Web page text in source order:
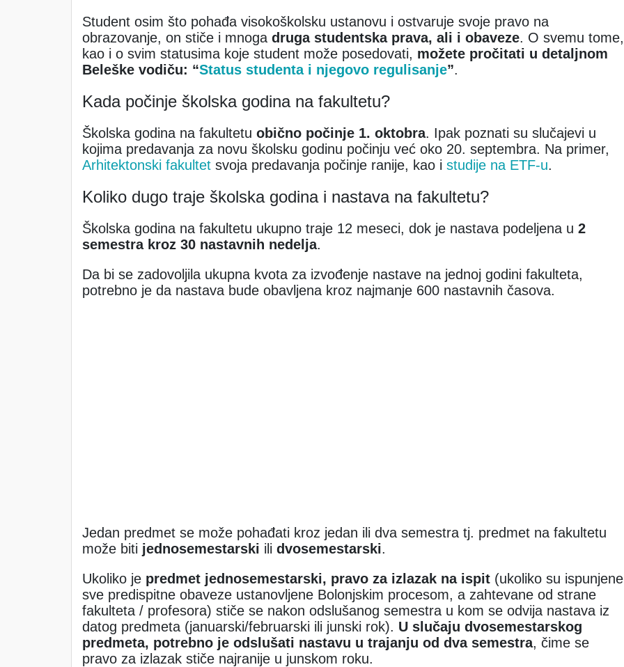
Student osim što pohađa visokoškolsku ustanovu i ostvaruje svoje pravo na
obrazovanje, on stiče i mnoga druga studentska prava, ali i obaveze. O svemu tome,
kao i o svim statusima koje student može posedovati, možete pročitati u detaljnom
Beleške vodiču: “Status studenta i njegovo regulisanje”.
Kada počinje školska godina na fakultetu?
Školska godina na fakultetu obično počinje 1. oktobra. Ipak poznati su slučajevi u
kojima predavanja za novu školsku godinu počinju već oko 20. septembra. Na primer,
Arhitektonski fakultet svoja predavanja počinje ranije, kao i studije na ETF-u.
Koliko dugo traje školska godina i nastava na fakultetu?
Školska godina na fakultetu ukupno traje 12 meseci, dok je nastava podeljena u 2
semestra kroz 30 nastavnih nedelja.
Da bi se zadovoljila ukupna kvota za izvođenje nastave na jednoj godini fakulteta,
potrebno je da nastava bude obavljena kroz najmanje 600 nastavnih časova.
Jedan predmet se može pohađati kroz jedan ili dva semestra tj. predmet na fakultetu
može biti jednosemestarski ili dvosemestarski.
Ukoliko je predmet jednosemestarski, pravo za izlazak na ispit (ukoliko su ispunjene
sve predispitne obaveze ustanovljene Bolonjskim procesom, a zahtevane od strane
fakulteta / profesora) stiče se nakon odslušanog semestra u kom se odvija nastava iz
datog predmeta (januarski/februarski ili junski rok). U slučaju dvosemestarskog
predmeta, potrebno je odslušati nastavu u trajanju od dva semestra, čime se
pravo za izlazak stiče najranije u junskom roku.